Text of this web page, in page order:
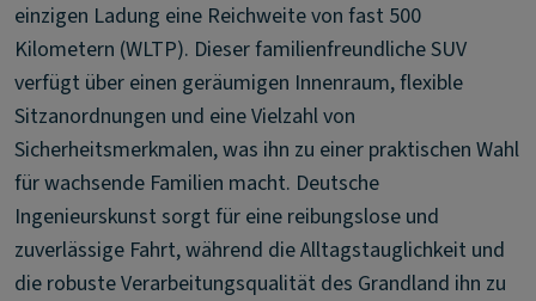
einzigen Ladung eine Reichweite von fast 500
Kilometern (WLTP). Dieser familienfreundliche SUV
verfügt über einen geräumigen Innenraum, flexible
Sitzanordnungen und eine Vielzahl von
Sicherheitsmerkmalen, was ihn zu einer praktischen Wahl
für wachsende Familien macht. Deutsche
Ingenieurskunst sorgt für eine reibungslose und
zuverlässige Fahrt, während die Alltagstauglichkeit und
die robuste Verarbeitungsqualität des Grandland ihn zu